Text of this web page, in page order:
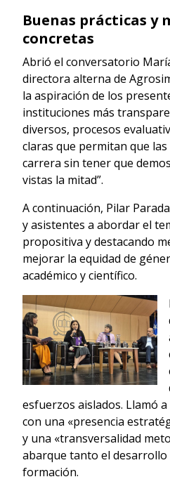
Buenas prácticas y
concretas
Abrió el conversatorio
directora alterna de
la aspiración de los
instituciones más
diversos, procesos
claras que permitan que
carrera sin tener que
vistas la mitad”.
A continuación, Pilar
y asistentes a abordar el
propositiva y destacando
mejorar la equidad de
académico y científico.
esfuerzos aislados. Llamó
con una «presencia
y una «transversalidad
abarque tanto el desarrollo
formación.